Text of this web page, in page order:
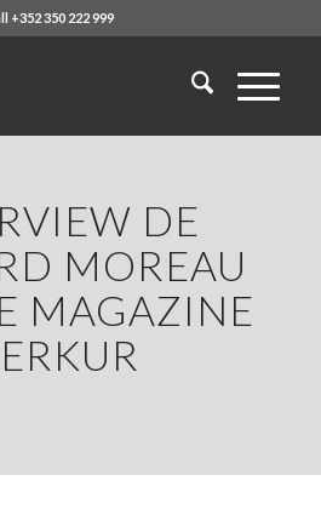
+352 350 222 999
DE
MOREAU
MAGAZINE